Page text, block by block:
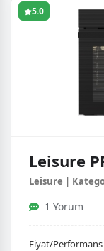
5.0
Leisure
Leisure |
1 Yorum
Fiyat/Performans